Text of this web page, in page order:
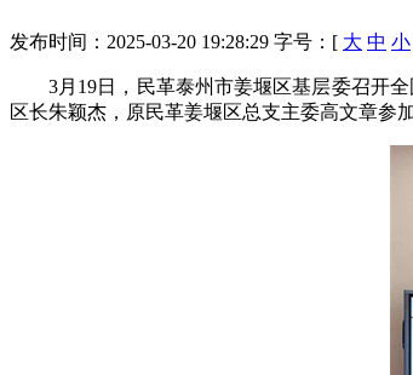
发布时间：2025-03-20 19:28:29 字号：[ 大 中 小
3月19日，民革泰州市姜堰区基层委召开
区长朱颖杰，原民革姜堰区总支主委高文章参